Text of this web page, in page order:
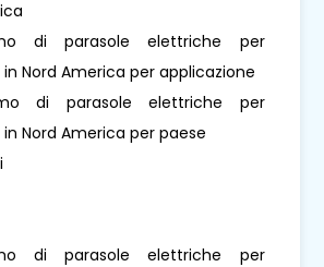
di parasole elettriche per
Nord America per applicazione
di parasole elettriche per
Nord America per paese
di parasole elettriche per